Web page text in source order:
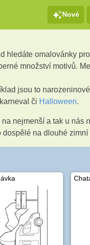
Nové
hledáte omalovánky
množství motivů.
jsou to
či Halloween.
nejmenší a tak u nás
na dlouhé zimní